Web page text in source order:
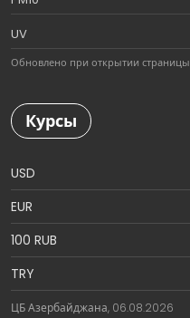
UV
Обновлено при открытии страницы
Курсы
USD
EUR
100 RUB
TRY
ЦБ Азербайджана, 06.08.2026